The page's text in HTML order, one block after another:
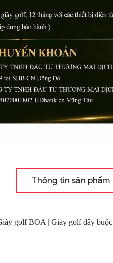
Thông tin sản phẩm
golf BOA| Giày golf dây buộc